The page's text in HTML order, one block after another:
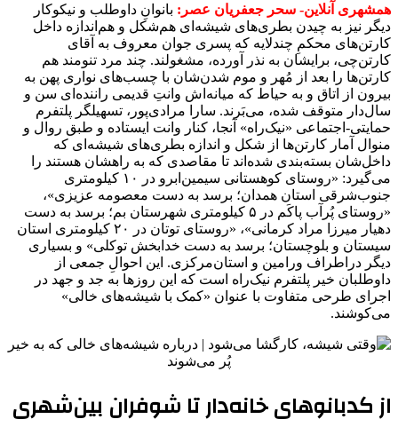
همشهری آنلاین- سحر جعفریان عصر: بانوانِ داوطلب و نیکوکار
دیگر نیز به چیدن بطری‌های شیشه‌ای هم‌شکل و هم‌اندازه داخل
کارتن‌های محکمِ چندلایه که پسری جوان معروف به آقای
کارتن‌چی، برایشان به نذر آورده، مشغولند. چند مرد تنومند هم
کارتن‌ها را بعد از مُهر و موم شدن‌شان با چسب‌های نواری پهن به
بیرون از اتاق و به حیاط که میانه‌اش وانتِ قدیمی راننده‌ای سن و
سال‌دار متوقف شده، می‌بَرند. سارا مرادی‌پور، تسهیلگر پلتفرم
حمایتی-اجتماعی «نیک‌راه» آنجا، کنار وانت ایستاده و طبق روال و
منوال آمار کارتن‌ها از شکل و اندازه بطری‌های شیشه‌ای که
داخل‌شان بسته‌بندی شده‌اند تا مقاصدی که به راهشان هستند را
می‌گیرد: «روستای کوهستانی سیمین‌ابرو در ۱۰ کیلومتری
جنوب‌شرقی استان همدان؛ برسد به دست معصومه عزیزی»،
«روستای پُرآب پاکَم در ۵ کیلومتری شهرستان بم؛ برسد به دست
دهیار میرزا مراد کرمانی»، «روستای توتان در ۲۰ کیلومتری استان
سیستان و بلوچستان؛ برسد به دست خدابخش توکلی» و بسیاری
دیگر دراطراف ورامین و استان‌مرکزی. این احوالِ جمعی از
داوطلبان خیر پلتفرم‌ نیک‌راه است که این روزها به جد و جهد در
اجرای طرحی متفاوت با عنوان «کمک با شیشه‌های خالی»
می‌کوشند.
از کدبانوهای خانه‌دار تا شوفران بین‌شهری